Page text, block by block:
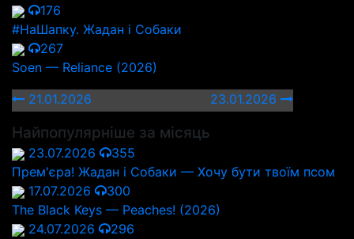
176
#НаШапку. Жадан і Собаки
267
Soen — Reliance (2026)
21.01.2026
23.01.2026
Найпопулярніше за місяць
23.07.2026
355
Прем'єра! Жадан і Собаки — Хочу бути твоїм псом
17.07.2026
300
The Black Keys — Peaches! (2026)
24.07.2026
296